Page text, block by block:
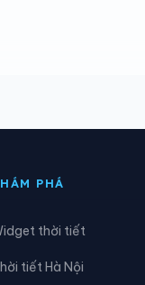
PHÁ
thời tiết
tiết Hà Nội